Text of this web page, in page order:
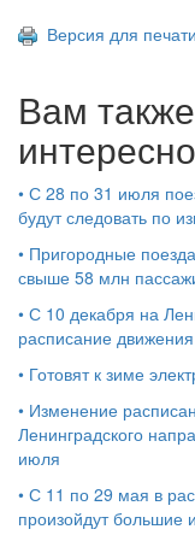
Версия для печати
Вам
• С 28 по 31 июля
будут следовать по
• Пригородные
свыше 58 млн
• С 10 декабря на
расписание движения
• Готовят к зиме
• Изменение
Ленинградского
июля
• С 11 по 29 мая в
произойдут большие